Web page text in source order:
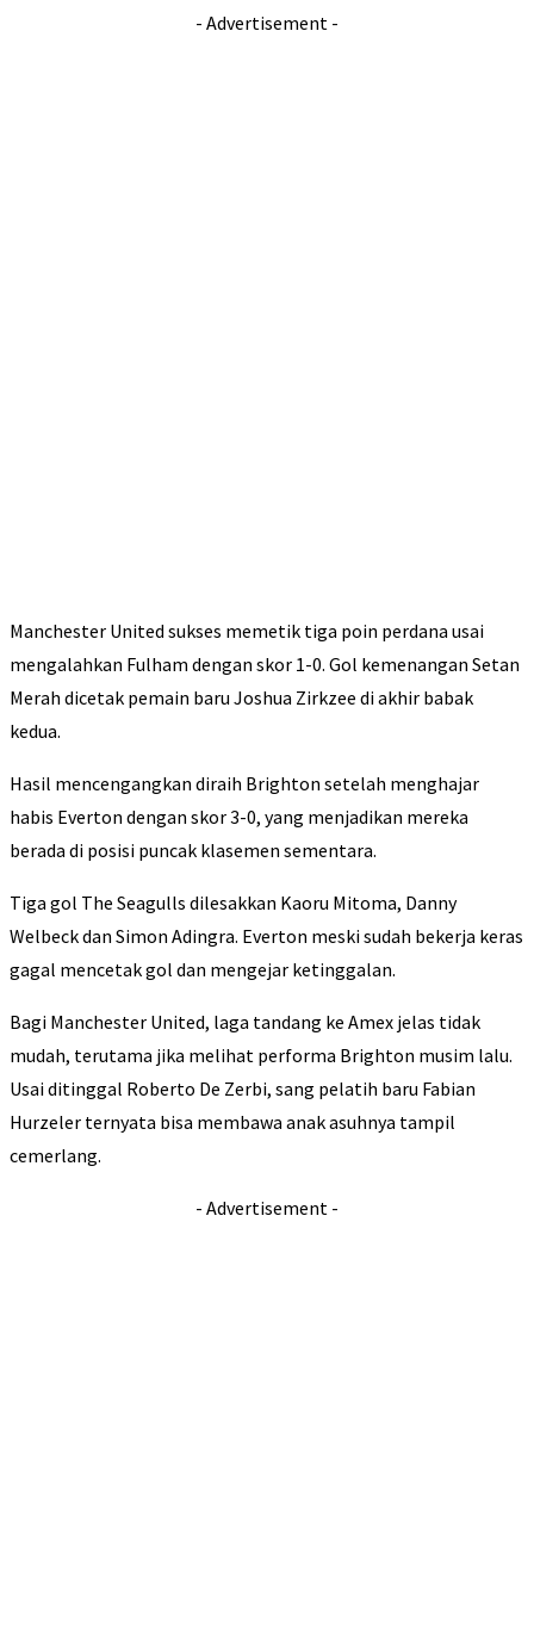
- Advertisement -
Manchester United sukses memetik tiga poin perdana usai
mengalahkan Fulham dengan skor 1-0. Gol kemenangan Setan
Merah dicetak pemain baru Joshua Zirkzee di akhir babak
kedua.
Hasil mencengangkan diraih Brighton setelah menghajar
habis Everton dengan skor 3-0, yang menjadikan mereka
berada di posisi puncak klasemen sementara.
Tiga gol The Seagulls dilesakkan Kaoru Mitoma, Danny
Welbeck dan Simon Adingra. Everton meski sudah bekerja keras
gagal mencetak gol dan mengejar ketinggalan.
Bagi Manchester United, laga tandang ke Amex jelas tidak
mudah, terutama jika melihat performa Brighton musim lalu.
Usai ditinggal Roberto De Zerbi, sang pelatih baru Fabian
Hurzeler ternyata bisa membawa anak asuhnya tampil
cemerlang.
- Advertisement -